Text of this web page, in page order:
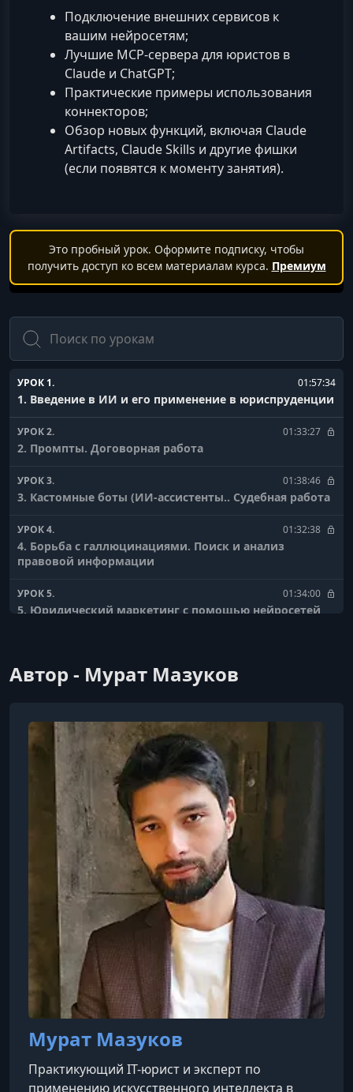
Подключение внешних сервисов к
вашим нейросетям;
Лучшие MCP‑сервера для юристов в
Claude и ChatGPT;
Практические примеры использования
коннекторов;
Обзор новых функций, включая Claude
Artifacts, Claude Skills и другие фишки
(если появятся к моменту занятия).
Это пробный урок. Оформите подписку, чтобы
получить доступ ко всем материалам курса. Премиум
Поиск
УРОК 1. 01:57:34
1. Введение в ИИ и его применение в юриспруденции
УРОК 2. 01:33:27
2. Промпты. Договорная работа
УРОК 3. 01:38:46
3. Кастомные боты (ИИ-ассистенты.. Судебная работа
УРОК 4. 01:32:38
4. Борьба с галлюцинациями. Поиск и анализ
правовой информации
УРОК 5. 01:34:00
5. Юридический маркетинг с помощью нейросетей
использование LLM
Автор - Мурат Мазуков
Мурат Мазуков
Практикующий IT-юрист и эксперт по
применению искусственного интеллекта в